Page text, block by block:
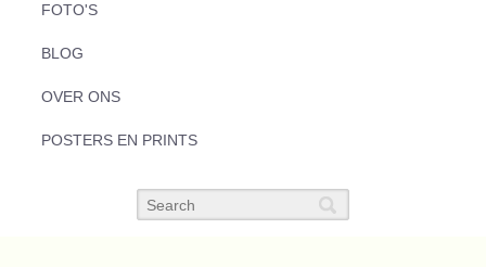
FOTO'S
BLOG
OVER ONS
POSTERS EN PRINTS